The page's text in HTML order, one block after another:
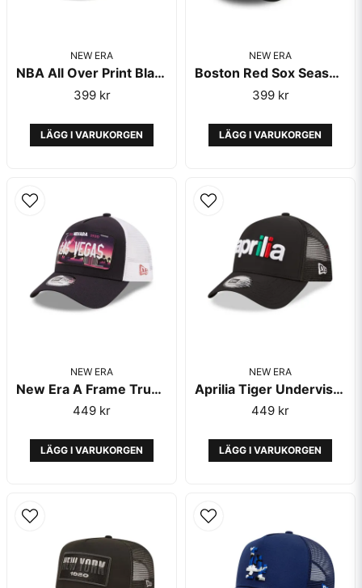
Skicka fråga
NEW ERA
NBA All Over Print Black A-Frame Monochrome - New Era
399 kr
LÄGG I VARUKORGEN
NEW ERA
Boston Red Sox Seasonal The League Black Camo Trucker 9Forty - New Era
399 kr
LÄGG I VARUKORGEN
NEW ERA
New Era A Frame Trucker Las Vegas Navy
449 kr
LÄGG I VARUKORGEN
NEW ERA
Aprilia Tiger Undervisor Black EF Trucker Black - New Era
449 kr
LÄGG I VARUKORGEN